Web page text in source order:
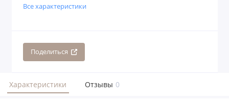
Все характеристики
Поделиться
Характеристики Отзывы 0